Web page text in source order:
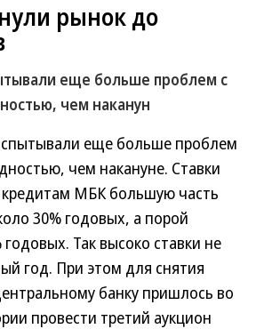
рынок до
еще больше проблем с
чем наканун
еще больше проблем
чем накануне. Ставки
МБК большую часть
30% годовых, а порой
Так высоко ставки не
год. При этом для снятия
банку пришлось во
провести третий аукцион